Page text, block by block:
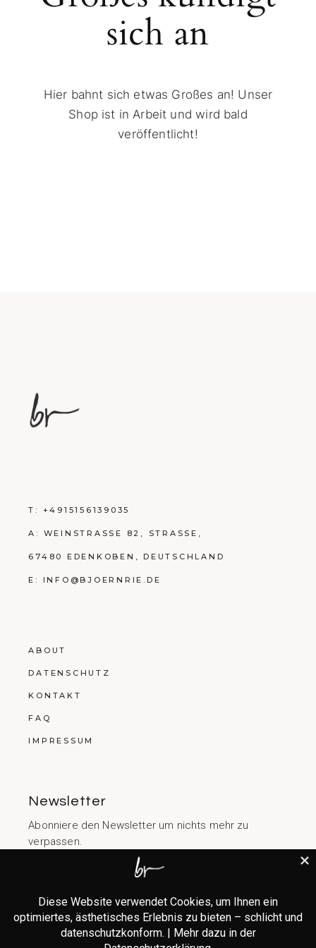
sich an
Hier bahnt sich etwas Großes an! Unser
Shop ist in Arbeit und wird bald
veröffentlicht!
T: +4915156139035
A: WEINSTRASSE 82, STRASSE,
67480 EDENKOBEN, DEUTSCHLAND
E: INFO@BJOERNRIE.DE
ABOUT
DATENSCHUTZ
KONTAKT
FAQ
IMPRESSUM
Newsletter
Abonniere den Newsletter um nichts mehr zu
verpassen.